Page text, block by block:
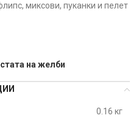
миксови, пуканки и пелет
на желби
0.16 кг